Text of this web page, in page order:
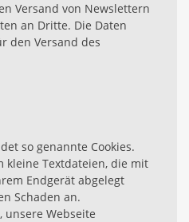
Versand von Newslettern
an Dritte. Die Daten
den Versand des
so genannte Cookies.
kleine Textdateien, die mit
Endgerät abgelegt
Schaden an.
unsere Webseite